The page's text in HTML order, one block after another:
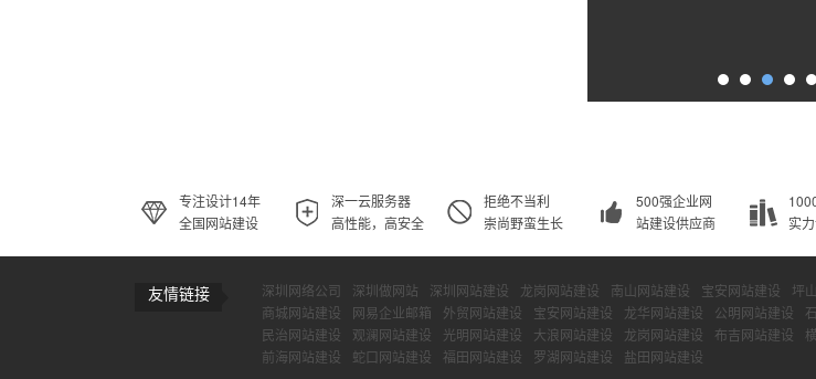
专注设计14年
全国网站建设
深一云服务器
高性能，高安全
拒绝不当利
崇尚野蛮生长
500强企业网
站建设供应商
实
友情链接 深圳网络公司 深圳做网站 深圳网站建设 龙岗网站建设 南山网站建设 宝安网站建设 坪
商城网站建设
网易企业邮箱 外贸网站建设 宝安网站建设 龙华网站建设 公明网站建设
民治网站建设
观澜网站建设 光明网站建设 大浪网站建设 龙岗网站建设 布吉网站建设
前海网站建设
蛇口网站建设 福田网站建设 罗湖网站建设 盐田网站建设